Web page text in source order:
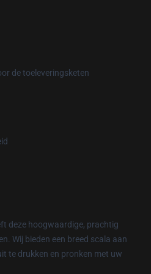
de toeleveringsketen
deze hoogwaardige, prachtig
Wij bieden een breed scala aan
te drukken en pronken met uw